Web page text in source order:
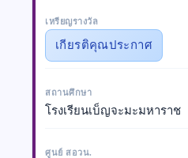
เหรียญรางวัล
เกียรติคุณประกาศ
สถานศึกษา
โรงเรียนเบ็ญจะมะมหาราช
ศูนย์ สอวน.